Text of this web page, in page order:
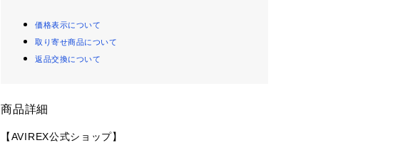
価格表示について
取り寄せ商品について
返品交換について
商品詳細
【AVIREX公式ショップ】